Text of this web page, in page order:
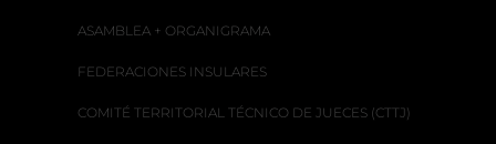
ASAMBLEA + ORGANIGRAMA
FEDERACIONES INSULARES
COMITÉ TERRITORIAL TÉCNICO DE JUECES (CTTJ)